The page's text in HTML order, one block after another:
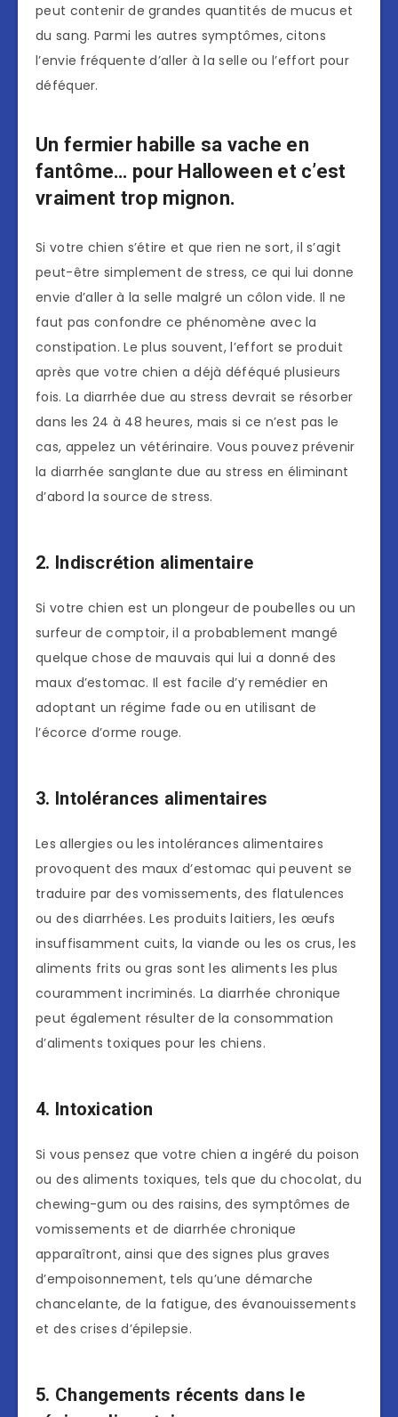
peut contenir de grandes quantités de mucus et
du sang. Parmi les autres symptômes, citons
l’envie fréquente d’aller à la selle ou l’effort pour
déféquer.
Un fermier habille sa vache en
fantôme… pour Halloween et c’est
vraiment trop mignon.
Si votre chien s’étire et que rien ne sort, il s’agit
peut-être simplement de stress, ce qui lui donne
envie d’aller à la selle malgré un côlon vide. Il ne
faut pas confondre ce phénomène avec la
constipation. Le plus souvent, l’effort se produit
après que votre chien a déjà déféqué plusieurs
fois. La diarrhée due au stress devrait se résorber
dans les 24 à 48 heures, mais si ce n’est pas le
cas, appelez un vétérinaire. Vous pouvez prévenir
la diarrhée sanglante due au stress en éliminant
d’abord la source de stress.
2. Indiscrétion alimentaire
Si votre chien est un plongeur de poubelles ou un
surfeur de comptoir, il a probablement mangé
quelque chose de mauvais qui lui a donné des
maux d’estomac. Il est facile d’y remédier en
adoptant un régime fade ou en utilisant de
l’écorce d’orme rouge.
3. Intolérances alimentaires
Les allergies ou les intolérances alimentaires
provoquent des maux d’estomac qui peuvent se
traduire par des vomissements, des flatulences
ou des diarrhées. Les produits laitiers, les œufs
insuffisamment cuits, la viande ou les os crus, les
aliments frits ou gras sont les aliments les plus
couramment incriminés. La diarrhée chronique
peut également résulter de la consommation
d’aliments toxiques pour les chiens.
4. Intoxication
Si vous pensez que votre chien a ingéré du poison
ou des aliments toxiques, tels que du chocolat, du
chewing-gum ou des raisins, des symptômes de
vomissements et de diarrhée chronique
apparaîtront, ainsi que des signes plus graves
d’empoisonnement, tels qu’une démarche
chancelante, de la fatigue, des évanouissements
et des crises d’épilepsie.
5. Changements récents dans le